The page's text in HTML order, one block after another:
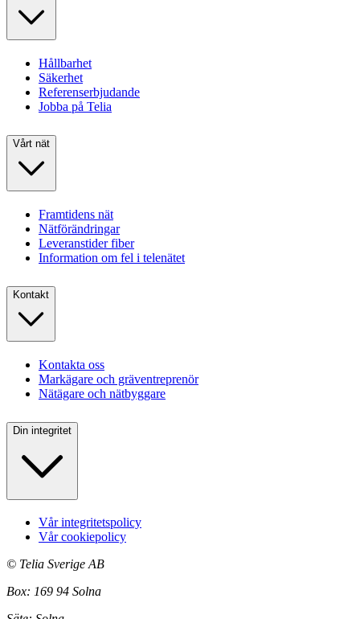
Hållbarhet
Säkerhet
Referenserbjudande
Jobba på Telia
Vårt nät
Framtidens nät
Nätförändringar
Leveranstider fiber
Information om fel i telenätet
Kontakt
Kontakta oss
Markägare och gräventreprenör
Nätägare och nätbyggare
Din integritet
Vår integritetspolicy
Vår cookiepolicy
© Telia Sverige AB
Box: 169 94 Solna